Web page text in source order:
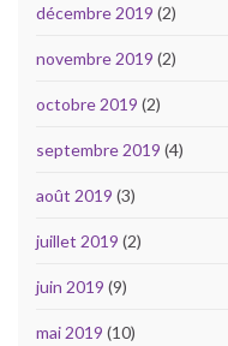
décembre 2019 (2)
novembre 2019 (2)
octobre 2019 (2)
septembre 2019 (4)
août 2019 (3)
juillet 2019 (2)
juin 2019 (9)
mai 2019 (10)